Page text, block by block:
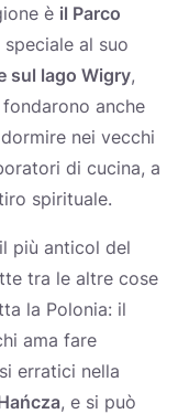
è il Parco
al suo
sul lago Wigry,
anche
nei vecchi
di cucina, a
spirituale.
più anticol del
tra le altre cose
la Polonia: il
ama fare
erratici nella
, e si può